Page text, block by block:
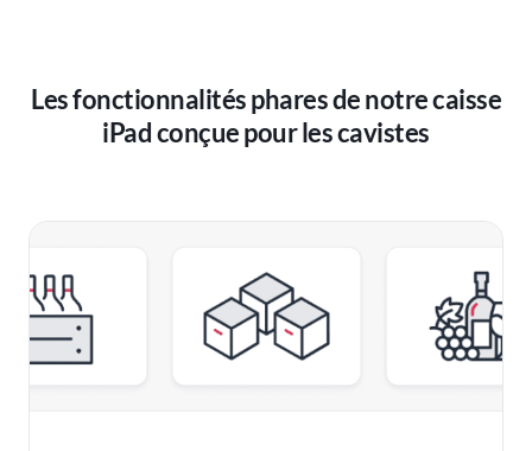
Les fonctionnalités phares de notre caisse
iPad conçue pour les cavistes